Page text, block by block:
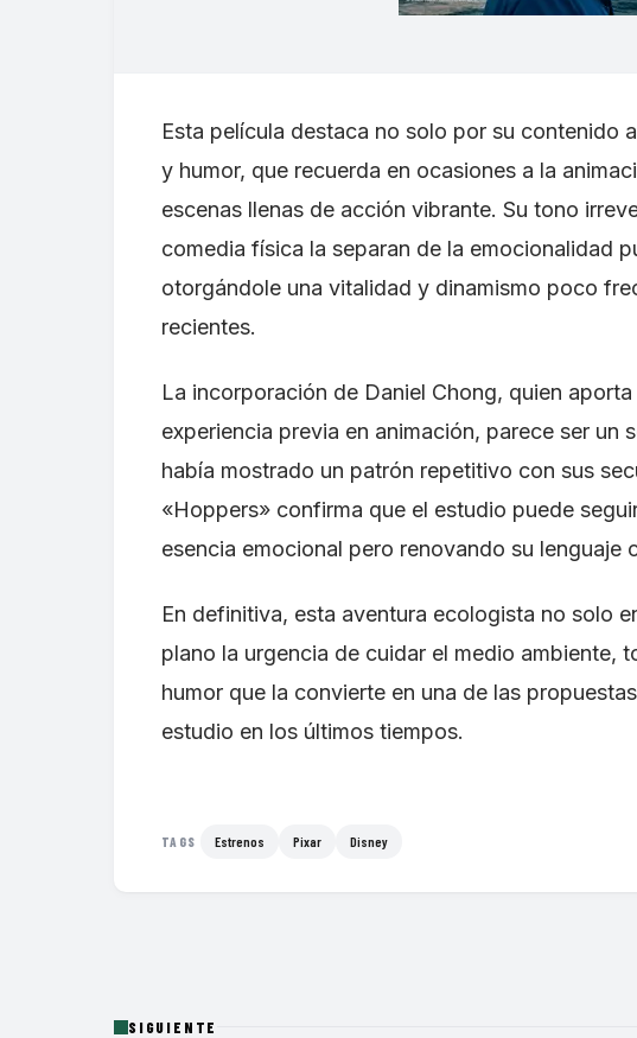
Esta película destaca no solo por su contenido
y humor, que recuerda en ocasiones a la
escenas llenas de acción vibrante. Su tono
comedia física la separan de la emocionalidad
otorgándole una vitalidad y dinamismo poco
recientes.
La incorporación de Daniel Chong, quien
experiencia previa en animación, parece ser un
había mostrado un patrón repetitivo con sus
«Hoppers» confirma que el estudio puede
esencia emocional pero renovando su lenguaje
En definitiva, esta aventura ecologista no solo
plano la urgencia de cuidar el medio ambiente,
humor que la convierte en una de las
estudio en los últimos tiempos.
TAGS Estrenos Pixar Disney
SIGUIENTE